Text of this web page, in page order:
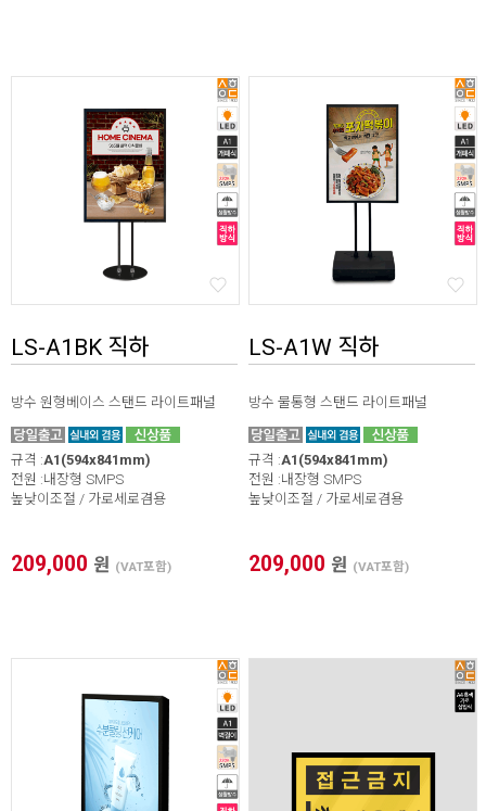
LS-A1BK 직하
방수 원형베이스 스탠드 라이트패널
규격 :A1(594x841mm)
전원 :내장형 SMPS
높낮이조절 / 가로세로겸용
209,000 원 (VAT포함)
LS-A1W 직하
방수 물통형 스탠드 라이트패널
규격 :A1(594x841mm)
전원 :내장형 SMPS
높낮이조절 / 가로세로겸용
209,000 원 (VAT포함)